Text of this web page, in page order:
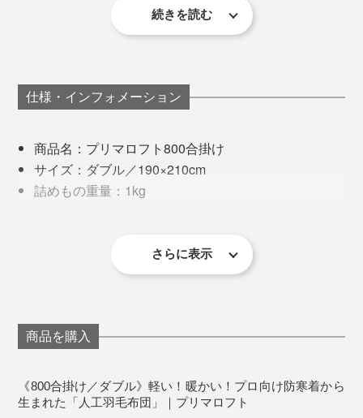
用としてもおすすめ
暖かさの工夫は、キルトの構造にもあります。
ので、どうしても薄くなって、熱が逃げやすい場所でし
た。
『プリマロフト』シリーズのキルトパターンは、「400
肌掛け」「800合掛け」「1200本掛け」それぞれサイズ
が違います。
でも、すぐに気づきました。肩のまわり、背中や腰、足
掛布団の重みは感じないのに、体の周りに、“あったか
しかも、掛布団カバーを使わない、タオルケットも使わ
ないで、文字どおり、『プリマロフト』1枚で寝ました
見た目は真っ白でヒヤッとしそうに見えますが、いざ入
ると、柔らかい生地が肌になじんでくれる。朝、目覚め
実は、『プリマロフト』の掛布団を試しているあいだ
ど続いて、ほとんど寝て過ごすハメになってしまったの
ですが、そのおかげで、『プリマロフト』のすごさを痛
続きを読む
仕様・インフォメーション
商品名：プリマロフト800合掛け
サイズ：ダブル／190×210cm
詰めもの重量：1kg
［詰めもの］ポリエステル（プリマロフト®）100%
※お手入れできる洗濯機の容量の目安は、ダブルサイズ1枚で、容量10kg以
上の洗濯機なら洗えます。ドラム型や洗濯機メーカーによって異なるの
で、お手持ちの洗濯機の取扱説明書で、ご確認をお願いします。
さらに表示
商品を購入
《800合掛け／ダブル》軽い！暖かい！プロ向け防寒着から
生まれた「人工羽毛布団」｜プリマロフト